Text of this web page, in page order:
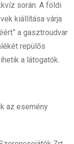
során. A földi
kiállítása várja
a gasztroudvar
repülős
a látogatók.
az esemény